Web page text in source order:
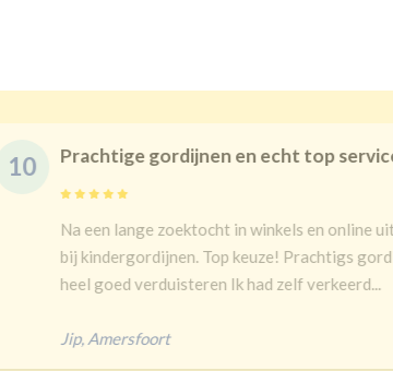
Prachtige gordijnen en echt top service!
Na een lange zoektocht in winkels en online uitgekomen
bij kindergordijnen. Top keuze! Prachtigs gordijnen die
heel goed verduisteren Ik had zelf verkeerd...
Amersfoort